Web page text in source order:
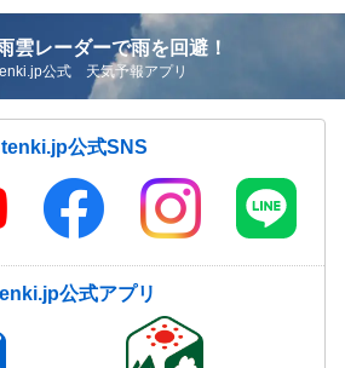
雲レーダーで雨を回避！
公式 天気予報アプリ
tenki.jp公式SNS
公式アプリ